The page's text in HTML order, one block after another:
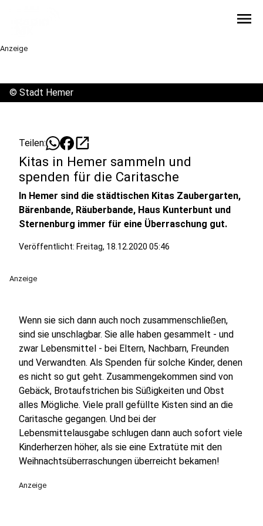
menu
Anzeige
© Stadt Hemer
Teilen: open_in_new
Kitas in Hemer sammeln und
spenden für die Caritasche
In Hemer sind die städtischen Kitas Zaubergarten,
Bärenbande, Räuberbande, Haus Kunterbunt und
Sternenburg immer für eine Überraschung gut.
Veröffentlicht: Freitag, 18.12.2020 05:46
Anzeige
Wenn sie sich dann auch noch zusammenschließen,
sind sie unschlagbar. Sie alle haben gesammelt - und
zwar Lebensmittel - bei Eltern, Nachbarn, Freunden
und Verwandten. Als Spenden für solche Kinder, denen
es nicht so gut geht. Zusammengekommen sind von
Gebäck, Brotaufstrichen bis Süßigkeiten und Obst
alles Mögliche. Viele prall gefüllte Kisten sind an die
Caritasche gegangen. Und bei der
Lebensmittelausgabe schlugen dann auch sofort viele
Kinderherzen höher, als sie eine Extratüte mit den
Weihnachtsüberraschungen überreicht bekamen!
Anzeige